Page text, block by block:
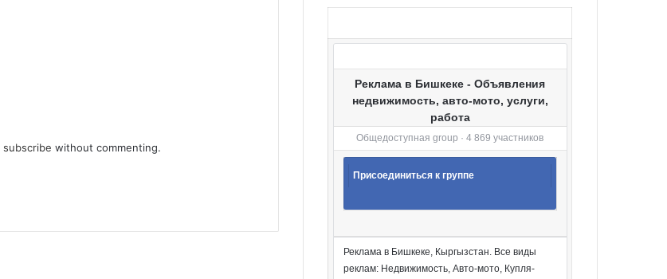
subscribe without commenting.
Реклама в Бишкеке - Объявления
недвижимость, авто-мото, услуги,
работа
Общедоступная group · 4 869 участников
Присоединиться к группе
Реклама в Бишкеке, Кыргызстан. Все виды
реклам: Недвижимость, Авто-мото, Купля-